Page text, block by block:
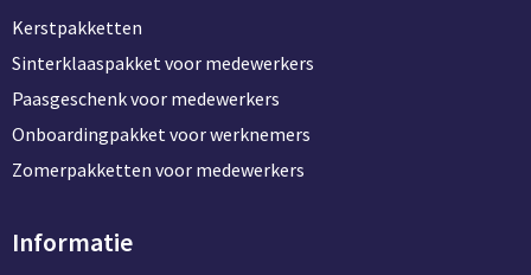
Kerstpakketten
Sinterklaaspakket voor medewerkers
Paasgeschenk voor medewerkers
Onboardingpakket voor werknemers
Zomerpakketten voor medewerkers
Informatie